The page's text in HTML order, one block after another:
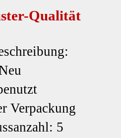
Qualität
Verpackung
5